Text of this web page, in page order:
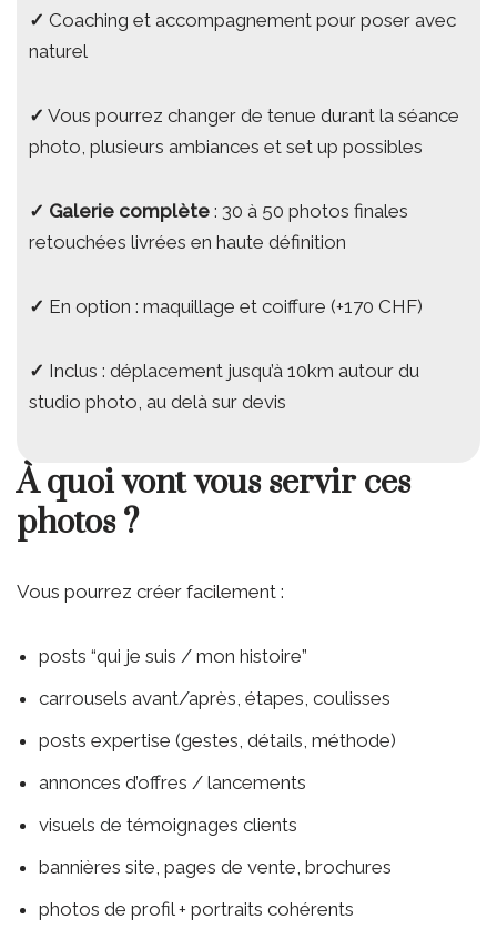
✓ Coaching et accompagnement pour poser avec
naturel
✓ Vous pourrez changer de tenue durant la séance
photo, plusieurs ambiances et set up possibles
✓ Galerie complète: 30 à 50 photos finales
retouchées livrées en haute définition
✓ En option : maquillage et coiffure (+170 CHF)
✓ Inclus : déplacement jusqu’à 10km autour du
studio photo, au delà sur devis
À quoi vont vous servir ces
photos ?
Vous pourrez créer facilement :
posts “qui je suis / mon histoire”
carrousels avant/après, étapes, coulisses
posts expertise (gestes, détails, méthode)
annonces d’offres / lancements
visuels de témoignages clients
bannières site, pages de vente, brochures
photos de profil + portraits cohérents